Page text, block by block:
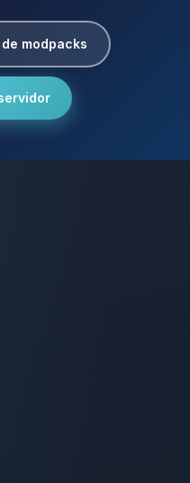
modpacks